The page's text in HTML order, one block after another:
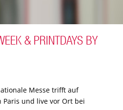
& PRINTDAYS BY
Messe trifft auf
und live vor Ort bei